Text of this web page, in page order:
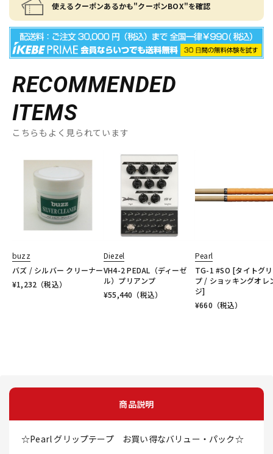
使えるクーポンあるかも"クーポンBOX"を確認
RECOMMENDED
ITEMS
こちらもよく見られています
buzz
バズ / シルバー クリーナー
¥1,232 （税込）
Diezel
VH4-2 PEDAL（ディーゼ
ル）プリアンプ
¥55,440 （税込）
Pearl
TG-1 #SO [タイトグ
プ / ショッキングオレ
ジ]
¥660 （税込）
商品説明
☆Pearl グリップテープ お買い得なバリュー・パック☆